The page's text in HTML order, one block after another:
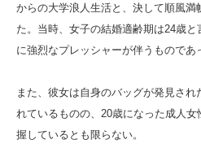
からの大学浪人生活と、決して順風
た。当時、女子の結婚適齢期は24歳
に強烈なプレッシャーが伴うものであ
また、彼女は自身のバッグが発見さ
れているものの、20歳になった成人
握しているとも限らない。